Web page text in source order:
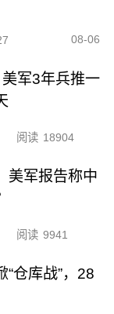
08-06
军3年兵推一
阅读 18904
美军报告称中
阅读 9941
“仓库战”，28